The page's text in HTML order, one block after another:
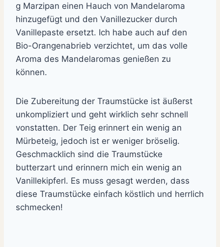
g Marzipan einen Hauch von Mandelaroma
hinzugefügt und den Vanillezucker durch
Vanillepaste ersetzt. Ich habe auch auf den
Bio-Orangenabrieb verzichtet, um das volle
Aroma des Mandelaromas genießen zu
können.
Die Zubereitung der Traumstücke ist äußerst
unkompliziert und geht wirklich sehr schnell
vonstatten. Der Teig erinnert ein wenig an
Mürbeteig, jedoch ist er weniger bröselig.
Geschmacklich sind die Traumstücke
butterzart und erinnern mich ein wenig an
Vanillekipferl. Es muss gesagt werden, dass
diese Traumstücke einfach köstlich und herrlich
schmecken!